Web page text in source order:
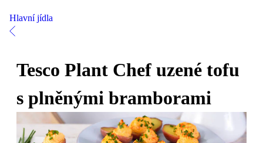
Hlavní jídla
Tesco Plant Chef uzené tofu
s plněnými bramborami